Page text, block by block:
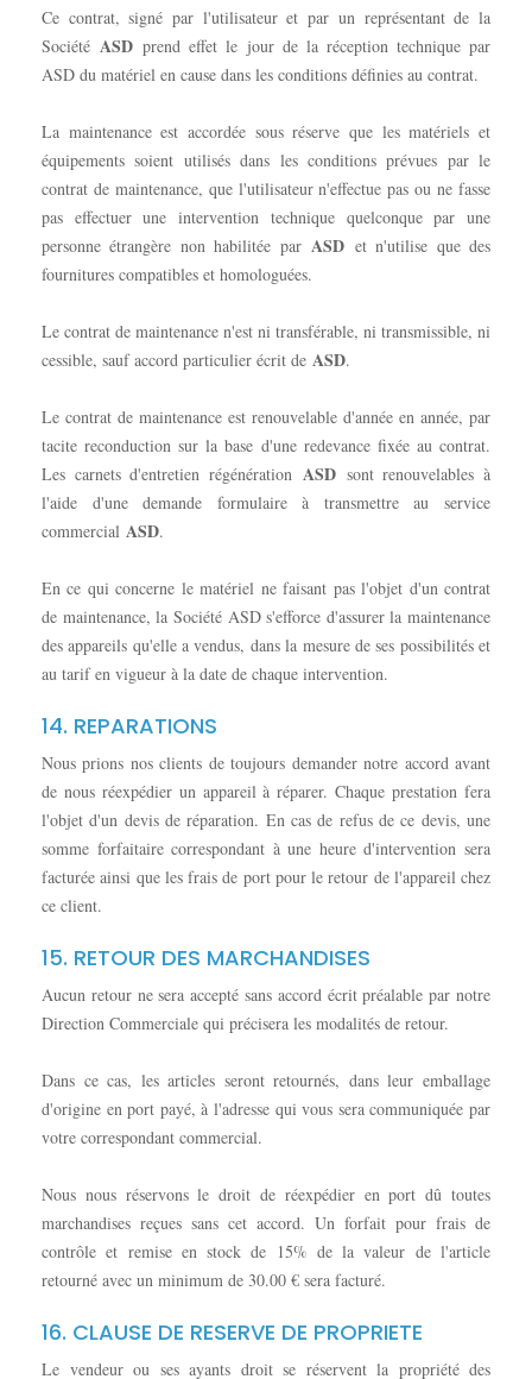
Ce contrat, signé par l'utilisateur et par un représentant de la
Société ASD prend effet le jour de la réception technique par
ASD du matériel en cause dans les conditions définies au contrat.
La maintenance est accordée sous réserve que les matériels et
équipements soient utilisés dans les conditions prévues par le
contrat de maintenance, que l'utilisateur n'effectue pas ou ne fasse
pas effectuer une intervention technique quelconque par une
personne étrangère non habilitée par ASD et n'utilise que des
fournitures compatibles et homologuées.
Le contrat de maintenance n'est ni transférable, ni transmissible, ni
cessible, sauf accord particulier écrit de ASD.
Le contrat de maintenance est renouvelable d'année en année, par
tacite reconduction sur la base d'une redevance fixée au contrat.
Les carnets d'entretien régénération ASDsont renouvelables à
l'aide d'une demande formulaire à transmettre au service
commercial ASD.
En ce qui concerne le matériel ne faisant pas l'objet d'un contrat
de maintenance, la Société ASD s'efforce d'assurer la maintenance
des appareils qu'elle a vendus, dans la mesure de ses possibilités et
au tarif en vigueur à la date de chaque intervention.
14. REPARATIONS
Nous prions nos clients de toujours demander notre accord avant
de nous réexpédier un appareil à réparer. Chaque prestation fera
l'objet d'un devis de réparation. En cas de refus de ce devis, une
somme forfaitaire correspondant à une heure d'intervention sera
facturée ainsi que les frais de port pour le retour de l'appareil chez
ce client.
15. RETOUR DES MARCHANDISES
Aucun retour ne sera accepté sans accord écrit préalable par notre
Direction Commerciale qui précisera les modalités de retour.
Dans ce cas, les articles seront retournés, dans leur emballage
d'origine en port payé, à l'adresse qui vous sera communiquée par
votre correspondant commercial.
Nous nous réservons le droit de réexpédier en port dû toutes
marchandises reçues sans cet accord. Un forfait pour frais de
contrôle et remise en stock de 15% de la valeur de l'article
retourné avec un minimum de 30.00 € sera facturé.
16. CLAUSE DE RESERVE DE PROPRIETE
Le vendeur ou ses ayants droit se réservent la propriété des